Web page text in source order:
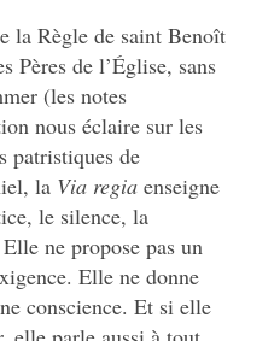
la Règle de saint Benoît
Pères de l’Église, sans
(les notes
nous éclaire sur les
patristiques de
la Via regiaenseigne
le silence, la
ne propose pas un
Elle ne donne
conscience. Et si elle